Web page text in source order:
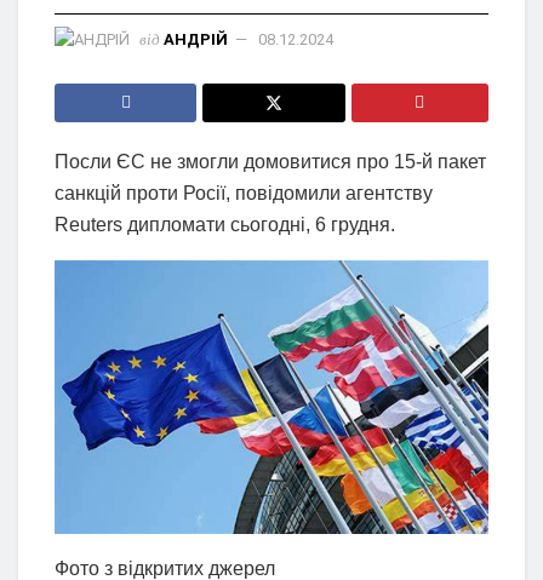
від АНДРІЙ 08.12.2024
Посли ЄС не змогли домовитися про 15-й пакет
санкцій проти Росії, повідомили агентству
Reuters дипломати сьогодні, 6 грудня.
Фото з відкритих джерел